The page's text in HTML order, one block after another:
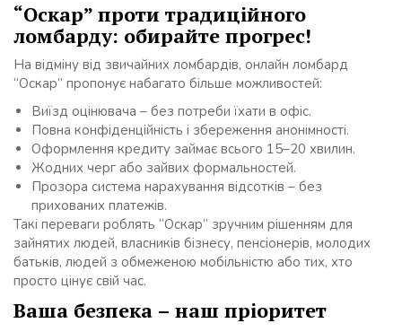
“Оскар” проти традиційного
ломбарду: обирайте прогрес!
На відміну від звичайних ломбардів, онлайн ломбард
“Оскар” пропонує набагато більше можливостей:
Виїзд оцінювача – без потреби їхати в офіс.
Повна конфіденційність і збереження анонімності.
Оформлення кредиту займає всього 15–20 хвилин.
Жодних черг або зайвих формальностей.
Прозора система нарахування відсотків – без
прихованих платежів.
Такі переваги роблять “Оскар” зручним рішенням для
зайнятих людей, власників бізнесу, пенсіонерів, молодих
батьків, людей з обмеженою мобільністю або тих, хто
просто цінує свій час.
Ваша безпека – наш пріоритет